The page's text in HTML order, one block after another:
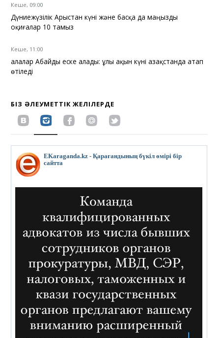
Кеше, 09:00
Дүниежүзілік Арыстан күні және басқа да маңызды
оқиғалар 10 тамыз
Кеше, 11:00
Қалалар Абайды еске алады: ұлы ақын күні Қазақстанда атап
өтіледі
БІЗ ӘЛЕУМЕТТІК ЖЕЛІЛЕРДЕ
EKaraganda.kz - Қарағандының бүкіл өмірі бір
сайтта